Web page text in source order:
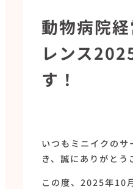
動物病院
レンス
す！
いつもミニイクの
き、誠にありがとう
この度、2025年10